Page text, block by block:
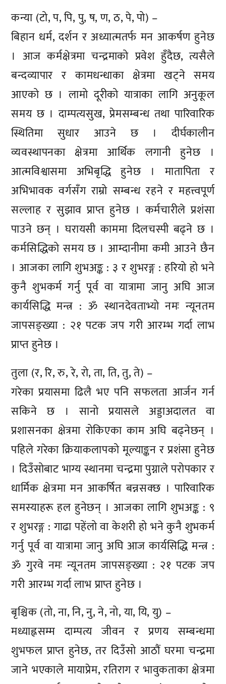
कन्या (टो, प, पि, पु, ष, ण, ठ, पे, पो) –
बिहान धर्म, दर्शन र अध्यात्मतर्फ मन आकर्षण हुनेछ
। आज कर्मक्षेत्रमा चन्द्रमाको प्रवेश हुँदैछ, त्यसैले
बन्दव्यापार र कामधन्धाका क्षेत्रमा खट्ने समय
आएको छ । लामो दूरीको यात्राका लागि अनुकूल
समय छ । दाम्पत्यसुख, प्रेमसम्बन्ध तथा पारिवारिक
स्थितिमा सुधार आउने छ । दीर्घकालीन
व्यवस्थापनका क्षेत्रमा आर्थिक लगानी हुनेछ ।
आत्मविश्वासमा अभिबृद्धि हुनेछ । मातापिता र
अभिभावक वर्गसँग राम्रो सम्बन्ध रहने र महत्त्वपूर्ण
सल्लाह र सुझाव प्राप्त हुनेछ । कर्मचारीले प्रशंसा
पाउने छन् । घरायसी काममा दिलचस्पी बढ्ने छ ।
कर्मसिद्धिको समय छ । आम्दानीमा कमी आउने छैन
। आजका लागि शुभअङ्क : ३ र शुभरङ्ग : हरियो हो भने
कुनै शुभकर्म गर्नु पूर्व वा यात्रामा जानु अघि आज
कार्यसिद्धि मन्त्र : ॐ स्थानदेवताभ्यो नमः न्यूनतम
जापसङ्ख्या : २१ पटक जप गरी आरम्भ गर्दा लाभ
प्राप्त हुनेछ ।
तुला (र, रि, रु, रे, रो, ता, ति, तु, ते) –
गरेका प्रयासमा ढिलै भए पनि सफलता आर्जन गर्न
सकिने छ । सानो प्रयासले अड्डाअदालत वा
प्रशासनका क्षेत्रमा रोकिएका काम अघि बढ्नेछन् ।
पहिले गरेका क्रियाकलापको मूल्याङ्कन र प्रशंसा हुनेछ
। दिउँसोबाट भाग्य स्थानमा चन्द्रमा पुग्नाले परोपकार र
धार्मिक क्षेत्रमा मन आकर्षित बन्नसक्छ । पारिवारिक
समस्याहरू हल हुनेछन् । आजका लागि शुभअङ्क : ९
र शुभरङ्ग : गाढा पहेंलो वा केशरी हो भने कुनै शुभकर्म
गर्नु पूर्व वा यात्रामा जानु अघि आज कार्यसिद्धि मन्त्र :
ॐ गुरवे नमः न्यूनतम जापसङ्ख्या : २१ पटक जप
गरी आरम्भ गर्दा लाभ प्राप्त हुनेछ ।
बृश्चिक (तो, ना, नि, नु, ने, नो, या, यि, यु) –
मध्याह्नसम्म दाम्पत्य जीवन र प्रणय सम्बन्धमा
शुभफल प्राप्त हुनेछ, तर दिउँसो आठौं घरमा चन्द्रमा
जाने भएकाले मायाप्रेम, रतिराग र भावुकताका क्षेत्रमा